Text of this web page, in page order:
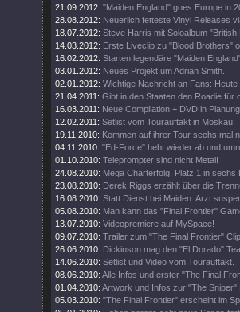
21.09.2012: "Maiden England" goes Europe in
28.08.2012: Neuerlich fetteste Vinyl Releases
18.07.2012: Steve Harris mit Soloalbum "British
14.03.2012: Erste Liveclip zu "Blood Brothers"
16.02.2012: Starten legendäre "Maiden
03.01.2012: Neues Projekt um Adrian Smith.
02.01.2012: Wichtige Nachricht an Fans: Heute
21.04.2011: Gibt in den Staaten den Roadie für
16.03.2011: Neue Compilation + DVD in
12.02.2011: Setlist vom Tourauftakt in Moskau.
19.11.2010: Kommen auf ihrer Tour sechs mal
04.11.2010: "Ed-Force" hebt wieder ab und
01.10.2010: Teleprompter sind nicht Metal!
24.08.2010: Mega Charterfolg. Platz 1 in sechs
23.08.2010: Derek Riggs erzählt über die
16.08.2010: Statt Dienst bei Maiden. Arzt
05.08.2010: Man kann das "Final Frontier"
13.07.2010: Videopremiere auf MySpace!
09.07.2010: Trailer zum "The Final Frontier"
26.06.2010: Dickinson mag den "El Dorado"
14.06.2010: Setlist und Video vom Tourauftakt.
08.06.2010: Alle Infos und erster "The Final
01.04.2010: Artwork und Infos zur "The Sniper"
05.03.2010: "The Final Frontier" erscheint im